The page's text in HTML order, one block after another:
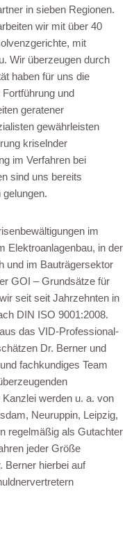
in sieben Regionen.
wir mit über 40
mit
Wir überzeugen durch
haben für uns die
und
geratener
gewährleisten
kriselnder
im Verfahren bei
sind uns bereits
im
Elektroanlagenbau, in der
und im Bauträgersektor
GOI – Grundsätze für
seit seit Jahrzehnten in
DIN ISO 9001:2008.
das VID-Professional-
Dr. Berner und
fachkundiges Team
werden u. a. von
Neuruppin, Leipzig,
regelmäßig als Gutachter
jeder Größe
Berner hierbei auf